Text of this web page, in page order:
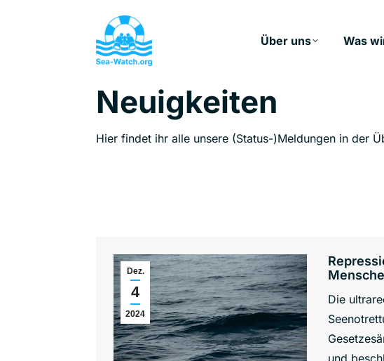
Über uns Was
Neuigkeiten
Hier findet ihr alle unsere (Status-)Meldungen in der
Dez.
4
2024
Die